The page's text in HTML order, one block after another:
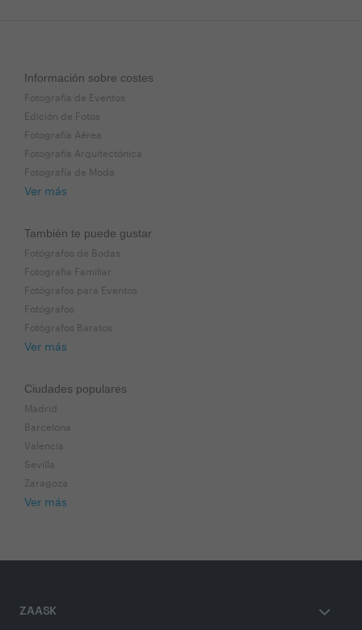
Información sobre costes
Fotografía de Eventos
Edición de Fotos
Fotografía Aérea
Fotografía Arquitectónica
Fotografía de Moda
Ver más
También te puede gustar
Fotógrafos de Bodas
Fotografia Familiar
Fotógrafos para Eventos
Fotógrafos
Fotógrafos Baratos
Ver más
Ciudades populares
Madrid
Barcelona
Valencia
Sevilla
Zaragoza
Ver más
ZAASK